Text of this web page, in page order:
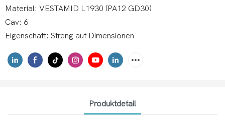
Material: VESTAMID L1930 (PA12 GD30)
Cav: 6
Eigenschaft: Streng auf Dimensionen
Produktdetail